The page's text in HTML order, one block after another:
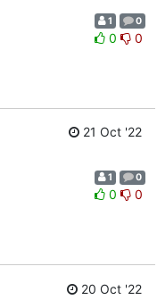
1 0
0 0
21 Oct '22
1 0
0 0
20 Oct '22